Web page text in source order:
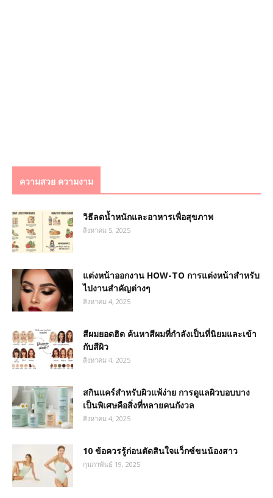
ความสวย ความงาม
วิธีลดน้ำหนักและอาหารเพื่อสุขภาพ
สิงหาคม 5, 2025
แต่งหน้าออกงาน HOW-TO การแต่งหน้าสำหรับ
ไปงานสำคัญต่างๆ
สิงหาคม 4, 2025
สีผมยอดฮิต ค้นหาสีผมที่กำลังเป็นที่นิยมและเข้า
กับสีผิว
สิงหาคม 4, 2025
สกินแคร์สำหรับผิวแพ้ง่าย การดูแลผิวบอบบาง
เป็นพิเศษคือสิ่งที่หลายคนกังวล
สิงหาคม 4, 2025
10 ข้อควรรู้ก่อนตัดสินใจแว็กซ์ขนน้องสาว
กุมภาพันธ์ 19, 2025